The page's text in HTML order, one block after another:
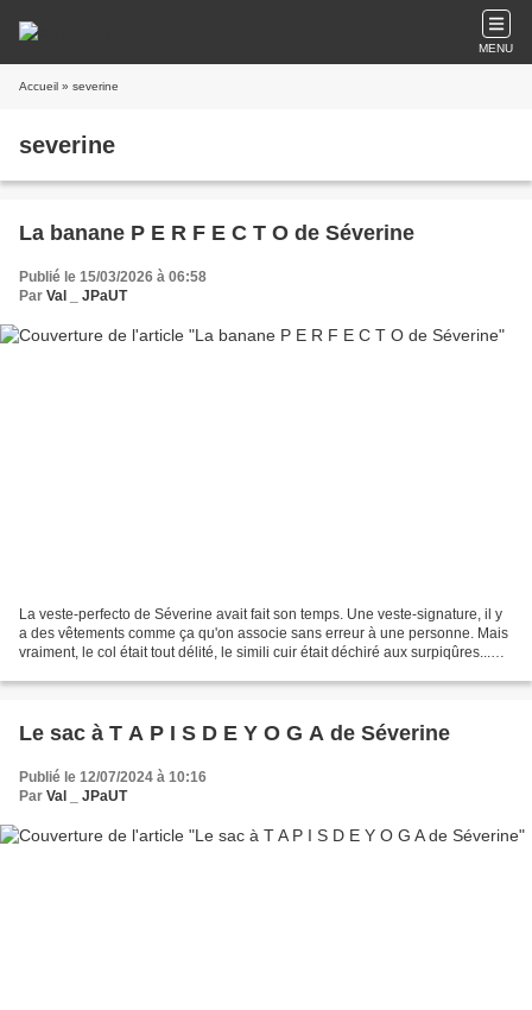
MENU
Accueil » severine
severine
La banane P E R F E C T O de Séverine
Publié le 15/03/2026 à 06:58
Par Val _ JPaUT
La veste-perfecto de Séverine avait fait son temps. Une veste-signature, il y
a des vêtements comme ça qu'on associe sans erreur à une personne. Mais
vraiment, le col était tout délité, le simili cuir était déchiré aux surpiqûres...
Le sac à T A P I S D E Y O G A de Séverine
Publié le 12/07/2024 à 10:16
Par Val _ JPaUT